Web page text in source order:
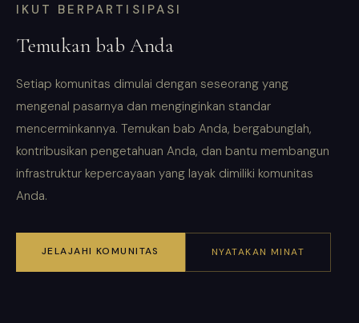
IKUT BERPARTISIPASI
Temukan bab Anda
Setiap komunitas dimulai dengan seseorang yang
mengenal pasarnya dan menginginkan standar
mencerminkannya. Temukan bab Anda, bergabunglah,
kontribusikan pengetahuan Anda, dan bantu membangun
infrastruktur kepercayaan yang layak dimiliki komunitas
Anda.
JELAJAHI KOMUNITAS NYATAKAN MINAT